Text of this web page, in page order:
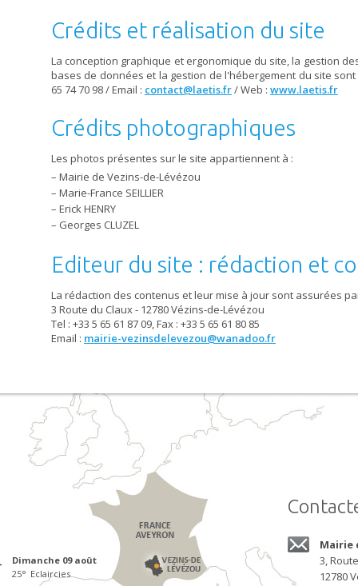
Crédits et réalisation du site
La conception graphique et ergonomique du site, la gestion
bases de données et la gestion de l'hébergement du site sont
65 74 70 98 / Email : contact@laetis.fr/ Web : www.laetis.fr
Crédits photographiques
Les photos présentes sur le site appartiennent à :
Mairie de Vezins-de-Lévézou
Marie-France SEILLIER
Erick HENRY
Georges CLUZEL
Editeur du site : rédaction et
La rédaction des contenus et leur mise à jour sont assurées
3 Route du Claux - 12780 Vézins-de-Lévézou
Tel : +33 5 65 61 87 09, Fax : +33 5 65 61 80 85
Email : mairie-vezinsdelevezou@wanadoo.fr
Mairie
3,
12780
dimanche 09août
25° Eclaircies